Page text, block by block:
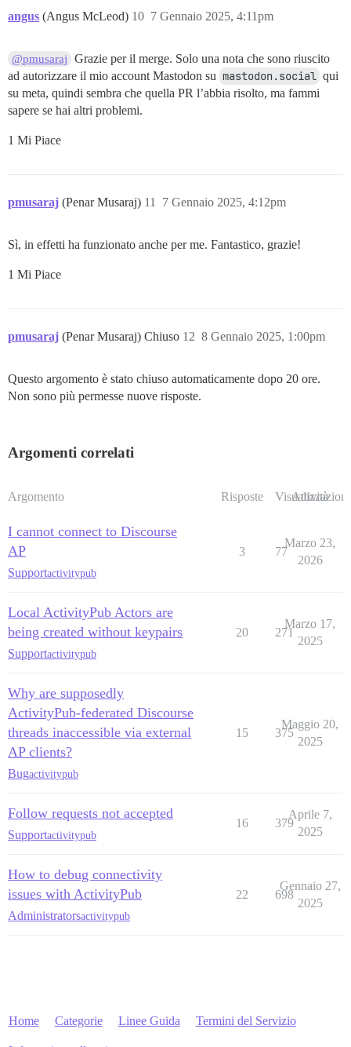
angus (Angus McLeod) 7 Gennaio 2025, 4:11pm
10
@pmusaraj
Grazie per il merge. Solo una nota che sono riuscito
ad autorizzare il mio account Mastodon su mastodon.social qui
su meta, quindi sembra che quella PR l’abbia risolto, ma fammi
sapere se hai altri problemi.
1 Mi Piace
pmusaraj (Penar Musaraj) 7 Gennaio 2025, 4:12pm
11
Sì, in effetti ha funzionato anche per me. Fantastico, grazie!
1 Mi Piace
pmusaraj (Penar Musaraj) Chiuso 8 Gennaio 2025, 1:00pm
12
Questo argomento è stato chiuso automaticamente dopo 20 ore.
Non sono più permesse nuove risposte.
Argomenti correlati
Argomento Risposte Visualizzazioni
Attività
I cannot connect to Discourse
AP
Supportactivitypub
3 77
Marzo 23,
2026
Local ActivityPub Actors are
being created without keypairs
Supportactivitypub
20 271
Marzo 17,
2025
Why are supposedly
ActivityPub-federated Discourse
threads inaccessible via external
AP clients?
Bugactivitypub
15 375
Maggio 20,
2025
Follow requests not accepted
Supportactivitypub
16 379
Aprile 7,
2025
How to debug connectivity
issues with ActivityPub
Administratorsactivitypub
22 698
Gennaio 27,
2025
Home Categorie Linee Guida Termini del Servizio